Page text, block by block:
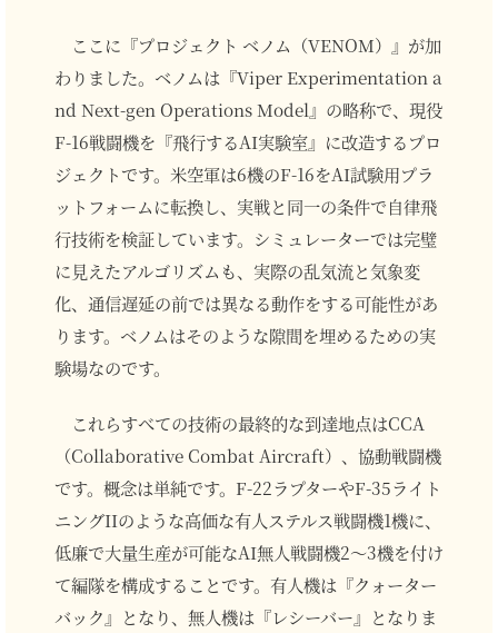
ここに『プロジェクト ベノム（VENOM）』が加
わりました。ベノムは『Viper Experimentation a
nd Next-gen Operations Model』の略称で、現役
F-16戦闘機を『飛行するAI実験室』に改造するプロ
ジェクトです。米空軍は6機のF-16をAI試験用プラ
ットフォームに転換し、実戦と同一の条件で自律飛
行技術を検証しています。シミュレーターでは完璧
に見えたアルゴリズムも、実際の乱気流と気象変
化、通信遅延の前では異なる動作をする可能性があ
ります。ベノムはそのような隙間を埋めるための実
験場なのです。
これらすべての技術の最終的な到達地点はCCA
（Collaborative Combat Aircraft）、協動戦闘機
です。概念は単純です。F-22ラプターやF-35ライト
ニングIIのような高価な有人ステルス戦闘機1機に、
低廉で大量生産が可能なAI無人戦闘機2～3機を付け
て編隊を構成することです。有人機は『クォーター
バック』となり、無人機は『レシーバー』となりま